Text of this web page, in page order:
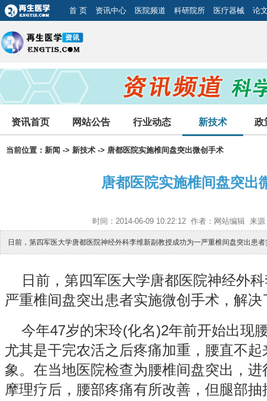
首 页 资讯中心 医院频道 科研院所 医疗器械 论
资讯首页 网站公告 行业动态 新技术 政
当前位置： 新闻 -> 新技术 -> 唐都医院实施椎间盘突出微创手术
唐都医院实施椎间盘突出
时间：2014-06-09 10:22:12 作者：网站编辑 来源
日前，第四军医大学唐都医院神经外科李维新副教授成功为一严重椎间盘突出患
日前，第四军医大学唐都医院神经外
严重椎间盘突出患者实施微创手术，解
今年47岁的宋玲(化名)2年前开始出现
尤其是干完农活之后疼痛加重，腰直不
象。在当地医院检查为腰椎间盘突出，
摩理疗后，腰部疼痛有所改善，但腿部